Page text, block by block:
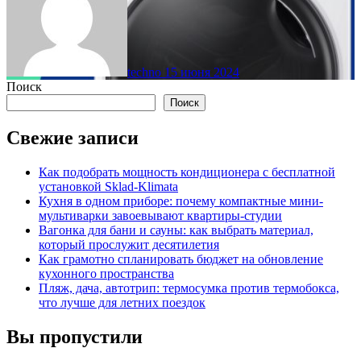
techno 15 июня 2024
Поиск
Поиск
Свежие записи
Как подобрать мощность кондиционера с бесплатной
установкой Sklad-Klimata
Кухня в одном приборе: почему компактные мини-
мультиварки завоевывают квартиры-студии
Вагонка для бани и сауны: как выбрать материал,
который прослужит десятилетия
Как грамотно спланировать бюджет на обновление
кухонного пространства
Пляж, дача, автотрип: термосумка против термобокса,
что лучше для летних поездок
Вы пропустили